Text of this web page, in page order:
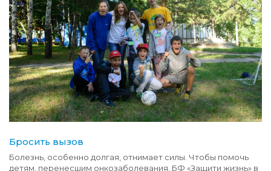
Бросить вызов
Болезнь, особенно долгая, отнимает силы. Чтобы помочь
детям, перенесшим онкозаболевания, БФ «Защити жизнь» в